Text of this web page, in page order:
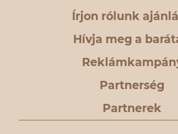
Írjon rólunk
Hívja meg a
Partnerség
Partnerek